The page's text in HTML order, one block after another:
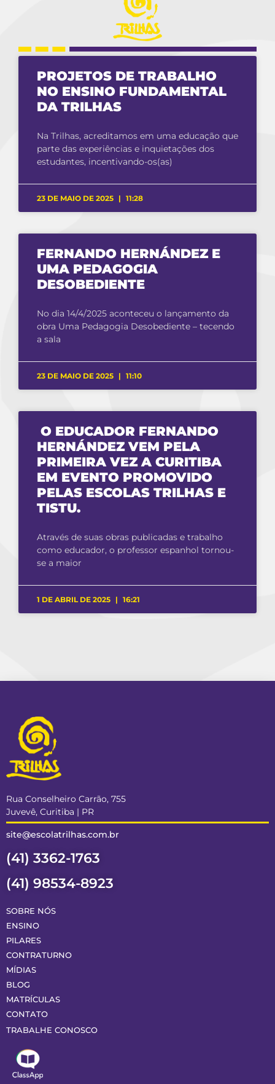
PROJETOS DE TRABALHO
NO ENSINO FUNDAMENTAL
DA TRILHAS
Na Trilhas, acreditamos em uma educação que
parte das experiências e inquietações dos
estudantes, incentivando-os(as)
23 DE MAIO DE 2025 11:28
FERNANDO HERNÁNDEZ E
UMA PEDAGOGIA
DESOBEDIENTE
No dia 14/4/2025 aconteceu o lançamento da
obra Uma Pedagogia Desobediente – tecendo
a sala
23 DE MAIO DE 2025 11:10
O EDUCADOR FERNANDO
HERNÁNDEZ VEM PELA
PRIMEIRA VEZ A CURITIBA
EM EVENTO PROMOVIDO
PELAS ESCOLAS TRILHAS E
TISTU.
Através de suas obras publicadas e trabalho
como educador, o professor espanhol tornou-
se a maior
1 DE ABRIL DE 2025 16:21
Rua Conselheiro Carrão, 755
Juvevê, Curitiba | PR
site@escolatrilhas.com.br
(41) 3362-1763
(41) 98534-8923
SOBRE NÓS
ENSINO
PILARES
CONTRATURNO
MÍDIAS
BLOG
MATRÍCULAS
CONTATO
TRABALHE CONOSCO